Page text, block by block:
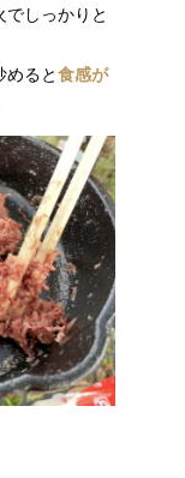
しっかりと
ると食感が